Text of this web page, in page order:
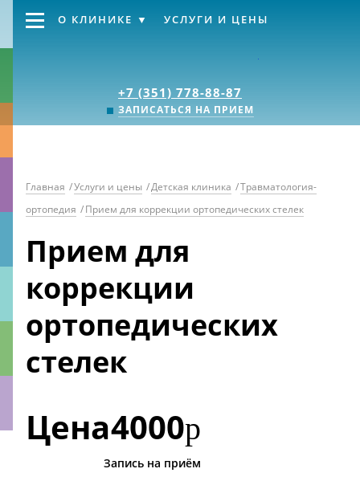
+7 (351) 778-88-87
ЗАПИСАТЬСЯ НА ПРИЕМ
О КЛИНИКЕ УСЛУГИ И ЦЕНЫ
Главная /Услуги и цены /Детская клиника /Травматология-
ортопедия /Прием для коррекции ортопедических стелек
Прием для
коррекции
ортопедических
стелек
Цена4000р
Запись на приём